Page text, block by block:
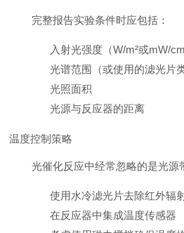
完整报告实验条件时应包括：
入射光强度（W/m²或mW/
光谱范围（或使用的滤光片类
光照面积
光源与反应器的距离
温度控制策略
光催化反应中经常忽略的是光源
使用水冷滤光片去除红外辐
在反应器中集成温度传感器